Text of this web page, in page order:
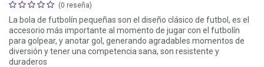
(0 reseña)
La bola de futbolín pequeñas son el diseño clásico de futbol, es el
accesorio más importante al momento de jugar con el futbolín
para golpear, y anotar gol, generando agradables momentos de
diversión y tener una competencia sana, son resistente y
duraderos